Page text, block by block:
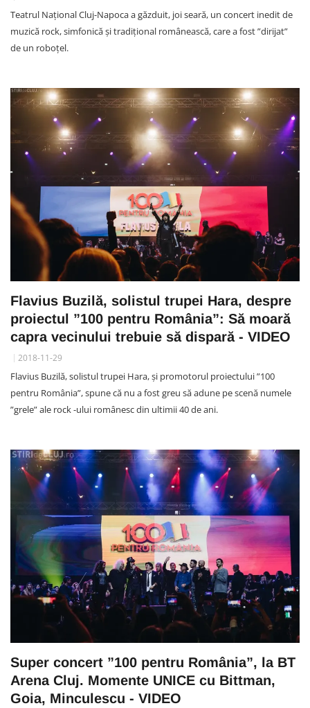
Teatrul Național Cluj-Napoca a găzduit, joi seară, un concert inedit de
muzică rock, simfonică și tradițional românească, care a fost ”dirijat”
de un roboțel.
Flavius Buzilă, solistul trupei Hara, despre
proiectul ”100 pentru România”: Să moară
capra vecinului trebuie să dispară - VIDEO
2018-11-29
Flavius Buzilă, solistul trupei Hara, și promotorul proiectului ”100
pentru România”, spune că nu a fost greu să adune pe scenă numele
”grele” ale rock -ului românesc din ultimii 40 de ani.
Super concert ”100 pentru România”, la BT
Arena Cluj. Momente UNICE cu Bittman,
Goia, Minculescu - VIDEO